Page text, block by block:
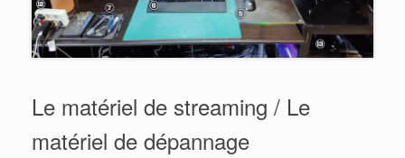
Le matériel de streaming / Le
matériel de dépannage